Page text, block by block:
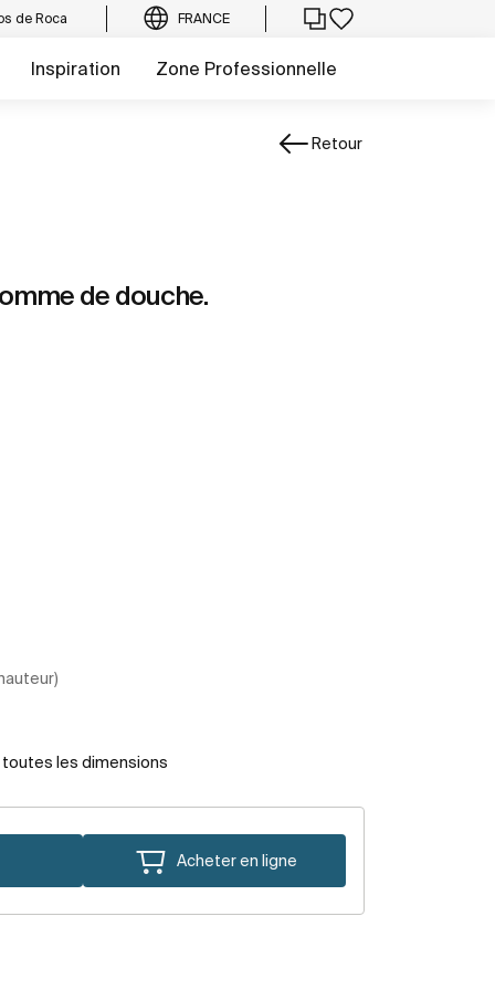
de Roca FRANCE
Inspiration Zone Professionnelle
Retour
de douche.
toutes les dimensions
Acheter en ligne